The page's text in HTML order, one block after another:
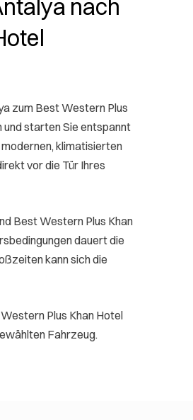
nach
zum Best Western Plus
und starten Sie entspannt
klimatisierten
vor die Tür Ihres
Best Western Plus Khan
dauert die
kann sich die
Plus Khan Hotel
Fahrzeug.